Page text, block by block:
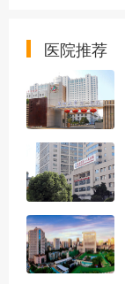
医院推荐